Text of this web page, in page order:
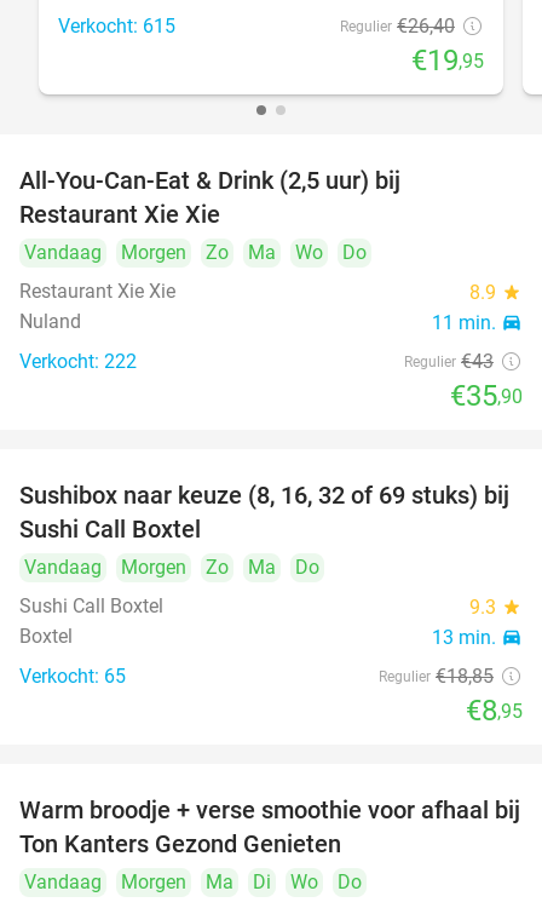
Verkocht: 615 Regulier €26,40
€19,95
All-You-Can-Eat & Drink (2,5 uur) bij
Restaurant Xie Xie
Vandaag Morgen Zo Ma Wo
Do
Restaurant Xie Xie
8.9 star
Nuland 11 min. directions_car
Verkocht: 222 Regulier €43
€35,90
53%
Sushibox naar keuze (8, 16, 32 of 69 stuks) bij
Sushi Call Boxtel
Vandaag Morgen Zo Ma
Do
Sushi Call Boxtel
9.3 star
Boxtel 13 min. directions_car
Verkocht: 65 Regulier €18,85
€8,95
43%
Warm broodje + verse smoothie voor afhaal bij
Ton Kanters Gezond Genieten
Vandaag Morgen Ma Di Wo
Do